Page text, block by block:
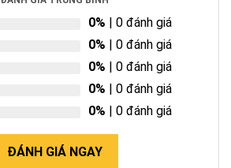
0% | 0 đánh giá
0% | 0 đánh giá
0% | 0 đánh giá
0% | 0 đánh giá
0% | 0 đánh giá
ĐÁNH GIÁ NGAY